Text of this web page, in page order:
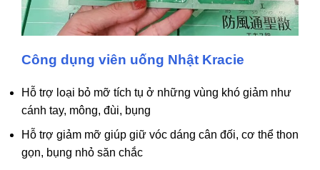
Công dụng viên uống Nhật Kracie
Hỗ trợ loại bỏ mỡ tích tụ ở những vùng khó giảm như
cánh tay, mông, đùi, bụng
Hỗ trợ giảm mỡ giúp giữ vóc dáng cân đối, cơ thể thon
gọn, bụng nhỏ săn chắc